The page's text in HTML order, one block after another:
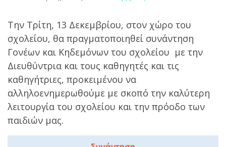
Την Τρίτη, 13 Δεκεμβρίου, στον χώρο του
σχολείου, θα πραγματοποιηθεί συνάντηση
Γονέων και Κηδεμόνων του σχολείου με την
Διευθύντρια και τους καθηγητές και τις
καθηγήτριες, προκειμένου να
αλληλοενημερωθούμε με σκοπό την καλύτερη
λειτουργία του σχολείου και την πρόοδο των
παιδιών μας.